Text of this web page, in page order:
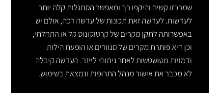
שמרכזו קשיח והיקפו רך ומאפשר הסתגלות קלה יותר
לעדשות. לעדשה זאת תכונות של עדשה רכה, אולם יש
באפשרותה לתקן מקרים של קרטוקונוס קל או התחלתי,
וכן היא פותרת מקרים של סנוורים או הופעת הילות
ודמויות מטושטשות לאחר ניתוחי לייזר. העדשה קיבלה
לא מכבר את אישור מנהל התרופות ונמצאת בשימוש.